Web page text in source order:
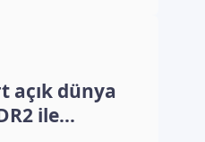
açık dünya
ile